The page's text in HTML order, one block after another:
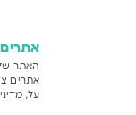
האתר
אתרים
על,